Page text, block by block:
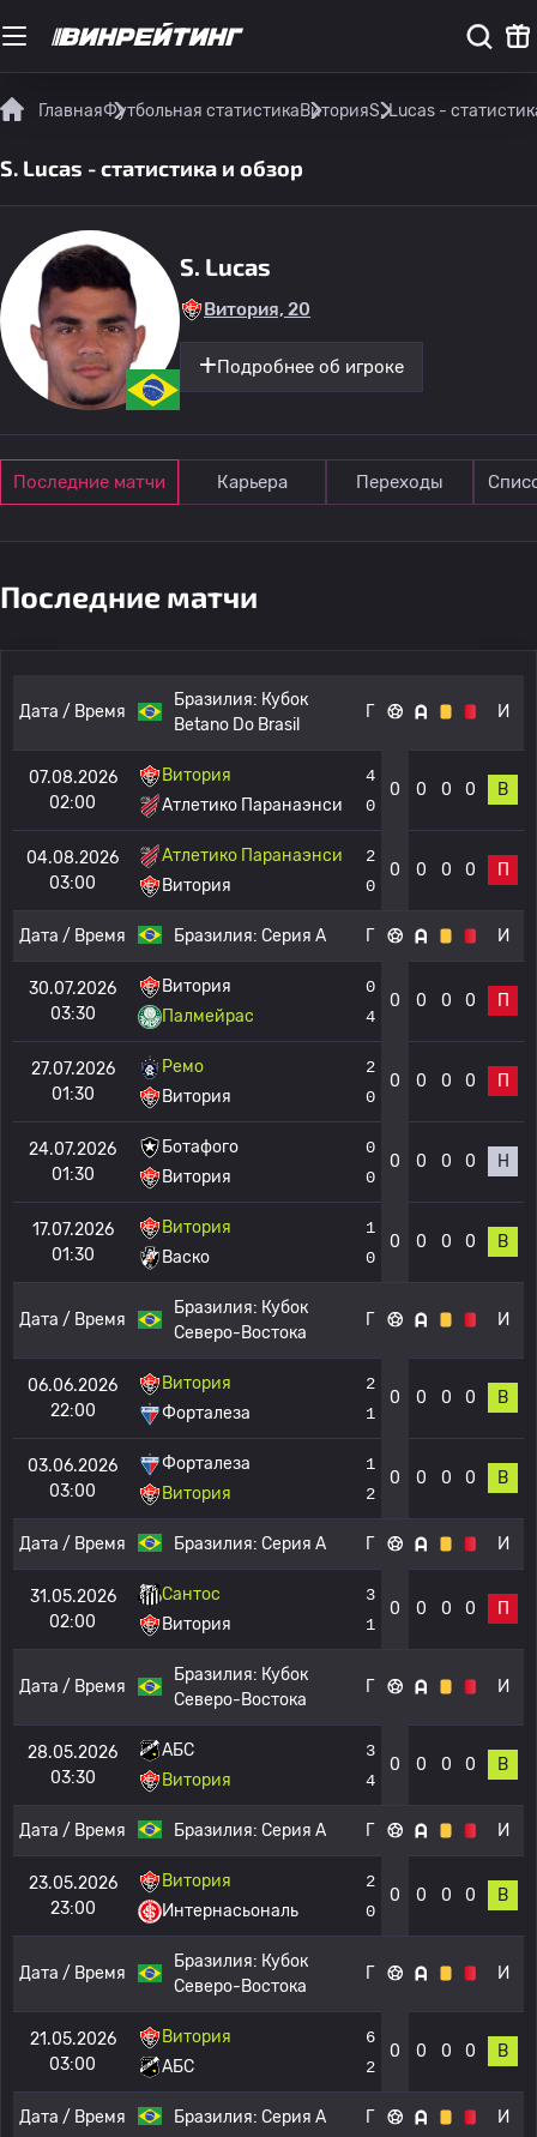
ГлавнаяФутбольная статистикаВиторияS. Lucas -
S. Lucas - статистика и обзор
S. Lucas
Витория, 20
Подробнее об игроке
Последние матчи Карьера Переходы
Последние матчи
Дата / Время
Бразилия: Кубок
Betano Do Brasil
Г И
07.08.2026
02:00
Витория
Атлетико Паранаэнси
4
0
0 0 0 0 В
04.08.2026
03:00
Атлетико Паранаэнси
Витория
2
0
0 0 0 0 П
Дата / Время Бразилия: Серия А Г И
30.07.2026
03:30
Витория
Палмейрас
0
4
0 0 0 0 П
27.07.2026
01:30
Ремо
Витория
2
0
0 0 0 0 П
24.07.2026
01:30
Ботафого
Витория
0
0
0 0 0 0 Н
17.07.2026
01:30
Витория
Васко
1
0
0 0 0 0 В
Дата / Время
Бразилия: Кубок
Северо-Востока
Г И
06.06.2026
22:00
Витория
Форталеза
2
1
0 0 0 0 В
03.06.2026
03:00
Форталеза
Витория
1
2
0 0 0 0 В
Дата / Время Бразилия: Серия А Г И
31.05.2026
02:00
Сантос
Витория
3
1
0 0 0 0 П
Дата / Время
Бразилия: Кубок
Северо-Востока
Г И
28.05.2026
03:30
АБС
Витория
3
4
0 0 0 0 В
Дата / Время Бразилия: Серия А Г И
23.05.2026
23:00
Витория
Интернасьональ
2
0
0 0 0 0 В
Дата / Время
Бразилия: Кубок
Северо-Востока
Г И
21.05.2026
03:00
Витория
АБС
6
2
0 0 0 0 В
Дата / Время Бразилия: Серия А Г И